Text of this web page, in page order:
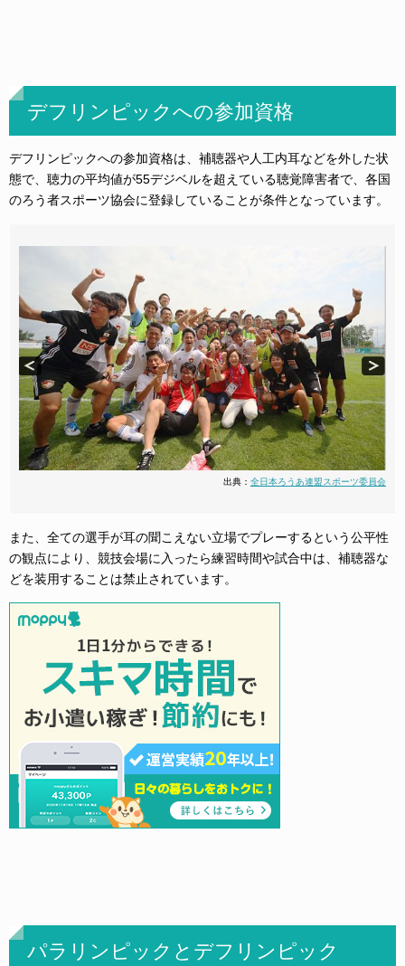
デフリンピックへの参加資格
デフリンピックへの参加資格は、補聴器や人工内耳などを外した状
態で、聴力の平均値が55デジベルを超えている聴覚障害者で、各国
のろう者スポーツ協会に登録していることが条件となっています。
出典： 全日本ろうあ連盟スポーツ委員会
また、全ての選手が耳の聞こえない立場でプレーするという公平性
の観点により、競技会場に入ったら練習時間や試合中は、補聴器な
どを装用することは禁止されています。
パラリンピックとデフリンピック